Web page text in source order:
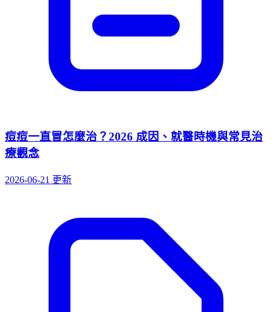
痘痘一直冒怎麼治？2026 成因、就醫時機與常見治
療觀念
2026-06-21 更新